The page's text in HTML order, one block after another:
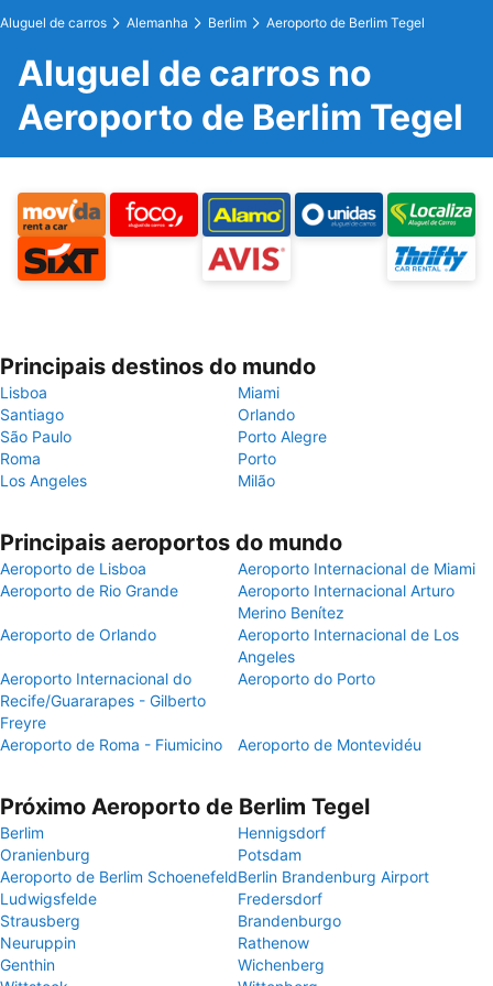
Aluguel de carros Alemanha Berlim Aeroporto de Berlim Tegel
Aluguel de carros no
Aeroporto de Berlim Tegel
Principais destinos do mundo
Lisboa
Miami
Santiago
Orlando
São Paulo
Porto Alegre
Roma
Porto
Los Angeles
Milão
Principais aeroportos do mundo
Aeroporto de Lisboa
Aeroporto Internacional de Miami
Aeroporto de Rio Grande
Aeroporto Internacional Arturo
Merino Benítez
Aeroporto de Orlando
Aeroporto Internacional de Los
Angeles
Aeroporto Internacional do
Recife/Guararapes - Gilberto
Freyre
Aeroporto do Porto
Aeroporto de Roma - Fiumicino Aeroporto de Montevidéu
Próximo Aeroporto de Berlim Tegel
Berlim
Hennigsdorf
Oranienburg
Potsdam
Aeroporto de Berlim SchoenefeldBerlin Brandenburg Airport
Ludwigsfelde
Fredersdorf
Strausberg
Brandenburgo
Neuruppin
Rathenow
Genthin
Wichenberg